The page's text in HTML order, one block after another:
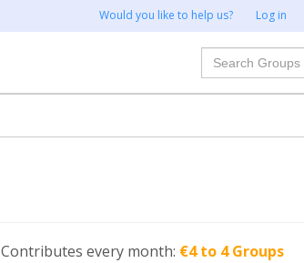
Would you like to help us? Log in
Search
Contributes every month: €4 to 4 Groups